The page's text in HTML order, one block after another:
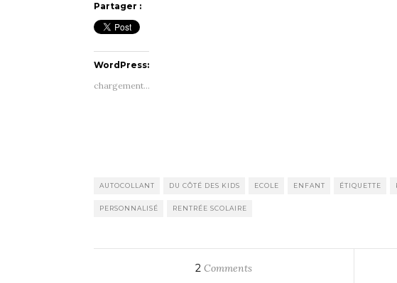
Partager :
WordPress:
chargement…
AUTOCOLLANT DU CÔTÉ DES KIDS ECOLE ENFANT ÉTIQUETTE
PERSONNALISÉ RENTRÉE SCOLAIRE
2 Comments